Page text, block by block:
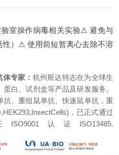
室操作病毒相关实验⚠ 避免与
） ⚠ 使用前短暂离心去除不溶
专家： 杭州斯达特志在为全球生
白、试剂盒等产品及研发服务。
抗、重组鼠单抗、快速鼠单抗，重
，已正式通过
认证ISO13485.